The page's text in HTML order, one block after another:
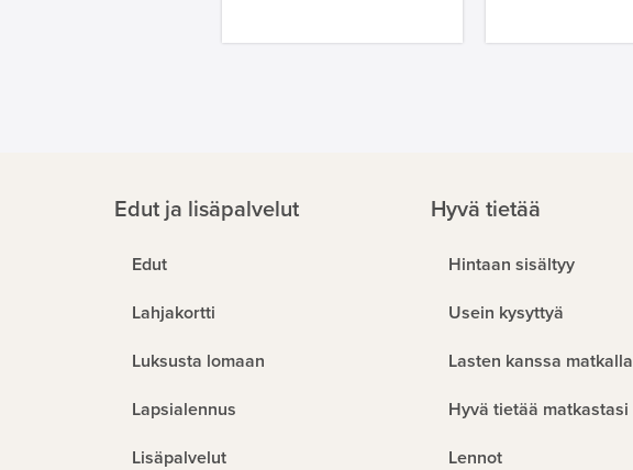
Edut ja lisäpalvelut
Edut
Lahjakortti
Luksusta lomaan
Lapsialennus
Lisäpalvelut
Hyvä tietää
Hintaan sisältyy
Usein kysyttyä
Lasten kanssa matkalla
Hyvä tietää matkastasi
Lennot